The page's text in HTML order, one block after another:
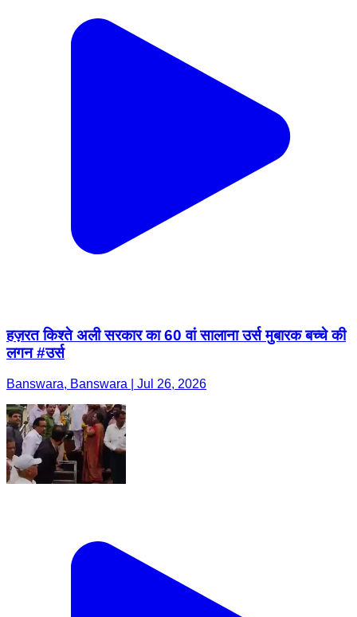
हज़रत किश्ते अली सरकार का 60 वां सालाना उर्स मुबारक बच्चे की
लगन #उर्स
Banswara, Banswara | Jul 26, 2026